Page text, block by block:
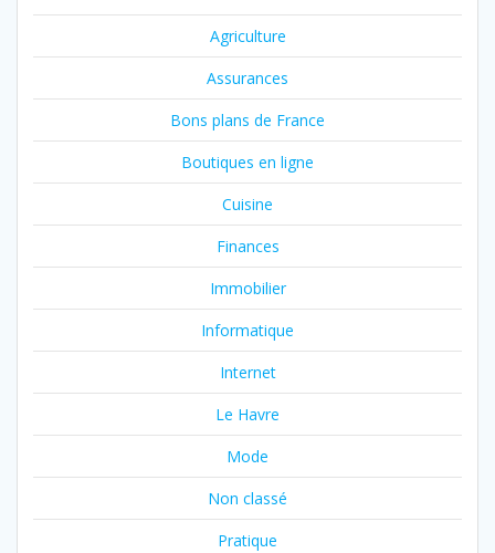
Agriculture
Assurances
Bons plans de France
Boutiques en ligne
Cuisine
Finances
Immobilier
Informatique
Internet
Le Havre
Mode
Non classé
Pratique